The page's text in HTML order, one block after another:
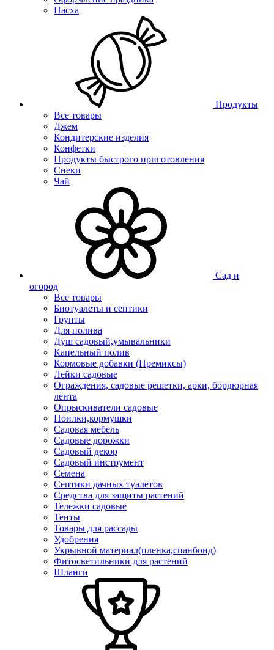
Пасха
Продукты
Все товары
Джем
Кондитерские изделия
Конфетки
Продукты быстрого приготовления
Снеки
Чай
Сад и
огород
Все товары
Биотуалеты и септики
Грунты
Для полива
Душ садовый,умывальники
Капельный полив
Кормовые добавки (Премиксы)
Лейки садовые
Ограждения, садовые решетки, арки, бордюрная
лента
Опрыскиватели садовые
Поилки,кормушки
Садовая мебель
Садовые дорожки
Садовый декор
Садовый инструмент
Семена
Септики дачных туалетов
Средства для защиты растений
Тележки садовые
Тенты
Товары для рассады
Удобрения
Укрывной материал(пленка,спанбонд)
Фитосветильники для растений
Шланги